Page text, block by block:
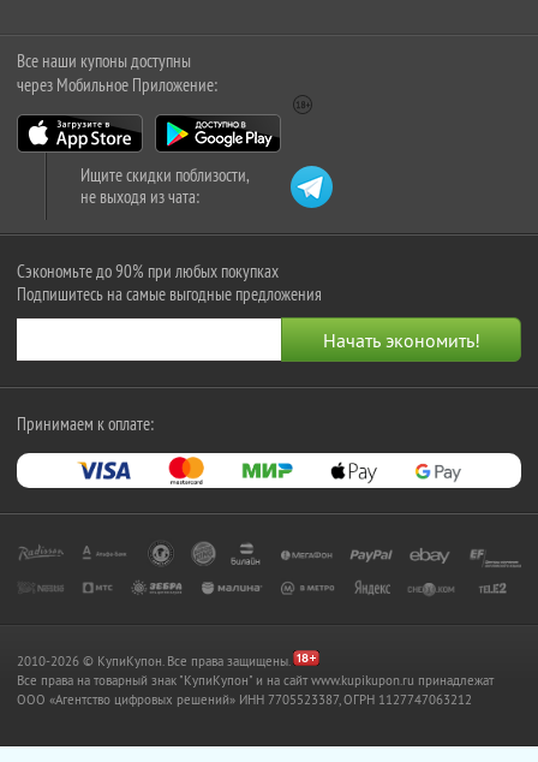
Все наши купоны доступны
через Мобильное Приложение:
Ищите скидки поблизости,
не выходя из чата:
Сэкономьте до 90% при любых покупках
Подпишитесь на самые выгодные предложения
Принимаем к оплате:
2010-2026 © КупиКупон. Все права защищены.
Все права на товарный знак "КупиКупон" и на сайт www.kupikupon.ru принадлежат
OOO «Агентство цифровых решений» ИНН 7705523387, ОГРН 1127747063212